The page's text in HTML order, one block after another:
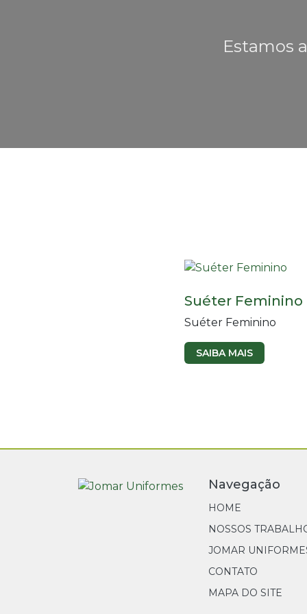
Estamos
Suéter Feminino
Suéter Feminino
SAIBA MAIS
Navegação
HOME
NOSSOS
JOMAR
CONTATO
MAPA DO SITE